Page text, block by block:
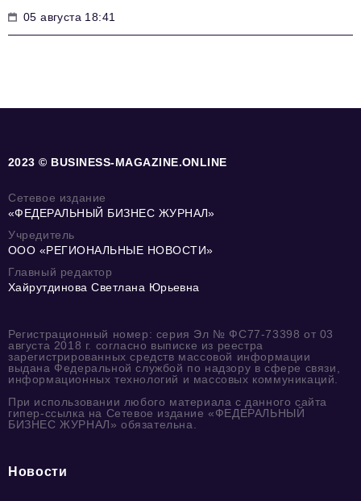
05 августа 18:41
2023 © BUSINESS-MAGAZINE.ONLINE
Сетевое издание
«ФЕДЕРАЛЬНЫЙ БИЗНЕС ЖУРНАЛ»
Учредитель
ООО «РЕГИОНАЛЬНЫЕ НОВОСТИ»
Главный редактор
Хайрутдинова Светлана Юрьевна
Регистрационный номер: серия Эл № ФС77-73398 от 03
августа 2018 г. согласно выписке из реестра
зарегистрированных средств массовой информации
выдана Федеральной службой по надзору в сфере связи,
информационных технологий и массовых коммуникаций.
При использовании любого материала с данного сайта
гипер-ссылка на Сетевое издание «ФЕДЕРАЛЬНЫЙ
БИЗНЕС ЖУРНАЛ» обязательна.
Новости